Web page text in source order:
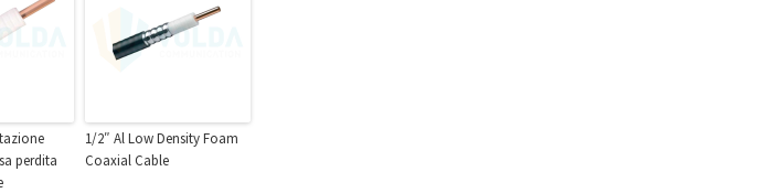
perdita
1/2″ Al Low Density Foam
Coaxial Cable